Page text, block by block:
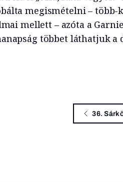
megismételni – több-
mellett – azóta a
többet láthatjuk a
36.